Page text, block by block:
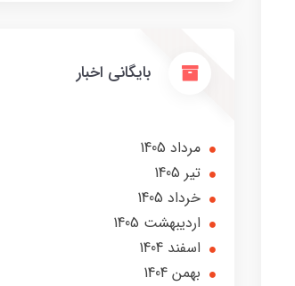
بایگانی اخبار
مرداد 1405
تير 1405
خرداد 1405
ارديبهشت 1405
اسفند 1404
بهمن 1404